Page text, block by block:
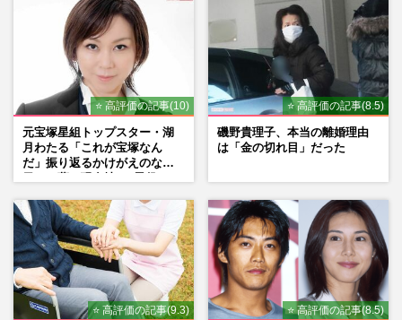
⭐ 高評価の記事(10)
元宝塚星組トップスター・湖
月わたる「これが宝塚なん
だ」振り返るかけがえのない
⭐ 高評価の記事(8.5)
磯野貴理子、本当の離婚理由
は「金の切れ目」だった
⭐ 高評価の記事(9.3) ⭐ 高評価の記事(8.5)